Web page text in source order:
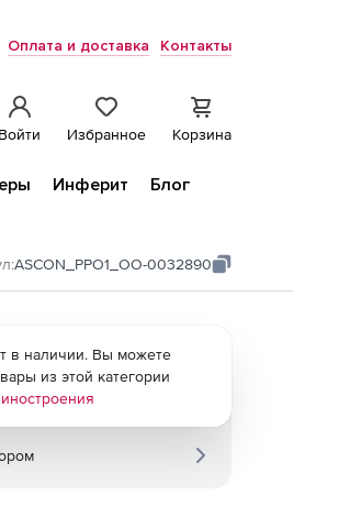
Оплата и доставка Контакты
Войти Избранное Корзина
Инферит
Блог
ASCON_PPO1_ОО-0032890
в наличии. Вы можете
из этой категории